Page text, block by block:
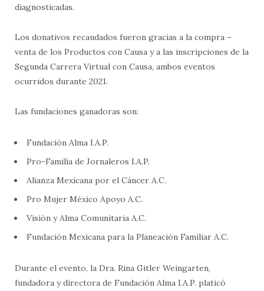
diagnosticadas.
Los donativos recaudados fueron gracias a la compra –
venta de los Productos con Causa y a las inscripciones de la
Segunda Carrera Virtual con Causa, ambos eventos
ocurridos durante 2021.
Las fundaciones ganadoras son:
Fundación Alma I.A.P.
Pro-Familia de Jornaleros I.A.P.
Alianza Mexicana por el Cáncer A.C.
Pro Mujer México Apoyo A.C.
Visión y Alma Comunitaria A.C.
Fundación Mexicana para la Planeación Familiar A.C.
Durante el evento, la Dra. Rina Gitler Weingarten,
fundadora y directora de Fundación Alma I.A.P. platicó